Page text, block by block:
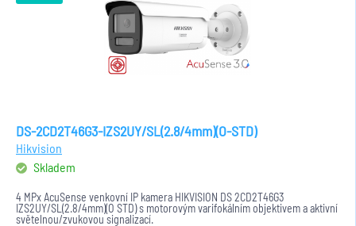
DS-2CD2T46G3-IZS2UY/SL(2.8/4mm)(O-STD)
Hikvision
Skladem
4 MPx AcuSense venkovní IP kamera HIKVISION DS 2CD2T46G3
IZS2UY/SL(2.8/4mm)(O STD) s motorovým varifokálním objektivem a aktivní
světelnou/zvukovou signalizací.